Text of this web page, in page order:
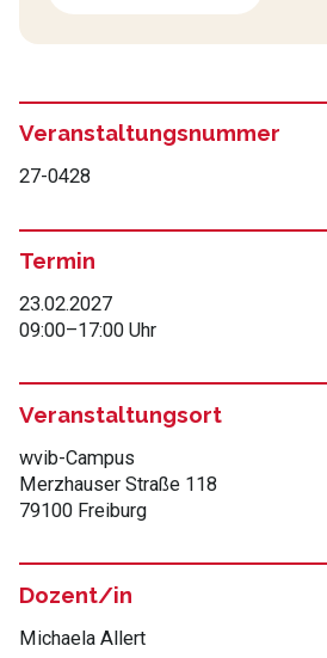
Veranstaltungsnummer
27-0428
Termin
23.02.2027
09:00–17:00 Uhr
Veranstaltungsort
wvib-Campus
Merzhauser Straße 118
79100 Freiburg
Dozent/in
Michaela Allert